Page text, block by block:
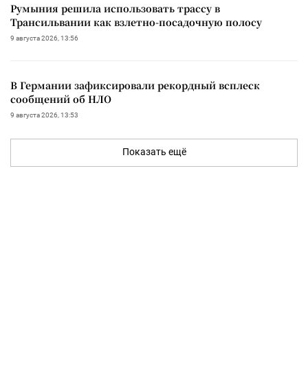
Румыния решила использовать трассу в
Трансильвании как взлетно-посадочную полосу
9 августа 2026, 13:56
В Германии зафиксировали рекордный всплеск
сообщений об НЛО
9 августа 2026, 13:53
Показать ещё